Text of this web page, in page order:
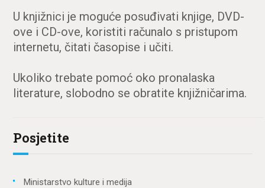
U knjižnici je moguće posuđivati knjige, DVD-
ove i CD-ove, koristiti računalo s pristupom
internetu, čitati časopise i učiti.
Ukoliko trebate pomoć oko pronalaska
literature, slobodno se obratite knjižničarima.
Posjetite
Ministarstvo kulture i medija